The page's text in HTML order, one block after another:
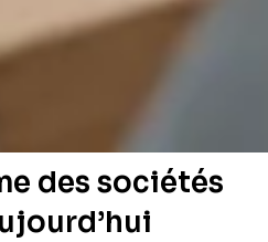
des sociétés